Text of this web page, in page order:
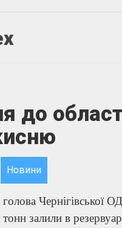
до
Новини
Чернігівської
залили в